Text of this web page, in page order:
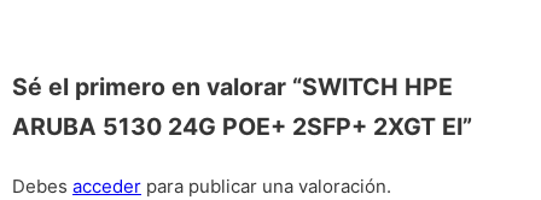
Sé el primero en valorar “SWITCH HPE
ARUBA 5130 24G POE+ 2SFP+ 2XGT EI”
Debes acceder para publicar una valoración.